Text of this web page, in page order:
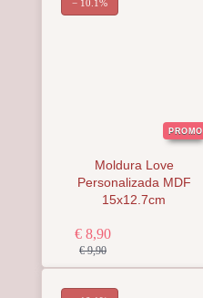
PROMO
Moldura Love
Personalizada MDF
15x12.7cm
€ 8,90
€ 9,90
− 10.1%